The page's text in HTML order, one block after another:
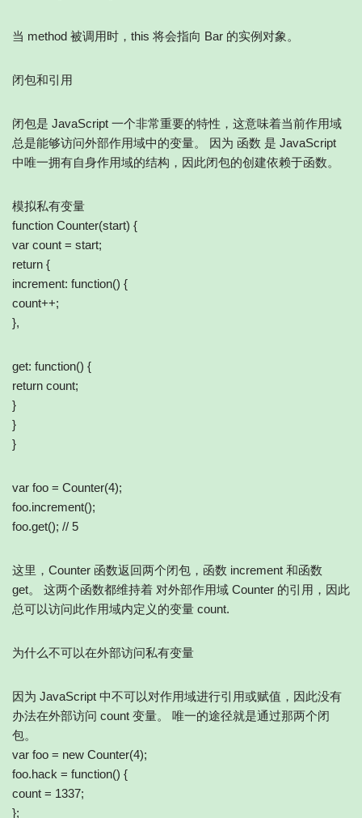
当 method 被调用时，this 将会指向 Bar 的实例对象。
闭包和引用
闭包是 JavaScript 一个非常重要的特性，这意味着当前作用域
总是能够访问外部作用域中的变量。 因为 函数 是 JavaScript
中唯一拥有自身作用域的结构，因此闭包的创建依赖于函数。
模拟私有变量
function Counter(start) {
var count = start;
return {
increment: function() {
count++;
},
get: function() {
return count;
}
}
}
var foo = Counter(4);
foo.increment();
foo.get(); // 5
这里，Counter 函数返回两个闭包，函数 increment 和函数
get。 这两个函数都维持着 对外部作用域 Counter 的引用，因此
总可以访问此作用域内定义的变量 count.
为什么不可以在外部访问私有变量
因为 JavaScript 中不可以对作用域进行引用或赋值，因此没有
办法在外部访问 count 变量。 唯一的途径就是通过那两个闭
包。
var foo = new Counter(4);
foo.hack = function() {
count = 1337;
};